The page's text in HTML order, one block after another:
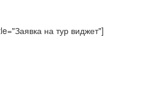
на тур виджет"]